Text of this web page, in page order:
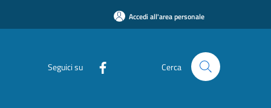
Accedi all'area personale
Seguici su Cerca